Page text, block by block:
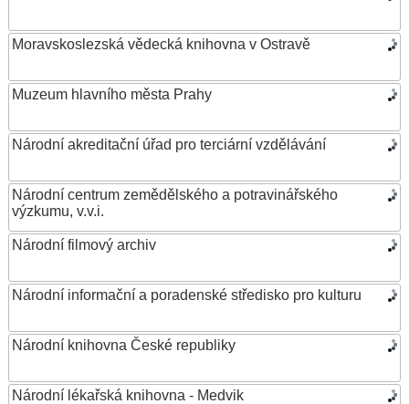
Moravskoslezská vědecká knihovna v Ostravě
Muzeum hlavního města Prahy
Národní akreditační úřad pro terciární vzdělávání
Národní centrum zemědělského a potravinářského
výzkumu, v.v.i.
Národní filmový archiv
Národní informační a poradenské středisko pro kulturu
Národní knihovna České republiky
Národní lékařská knihovna - Medvik